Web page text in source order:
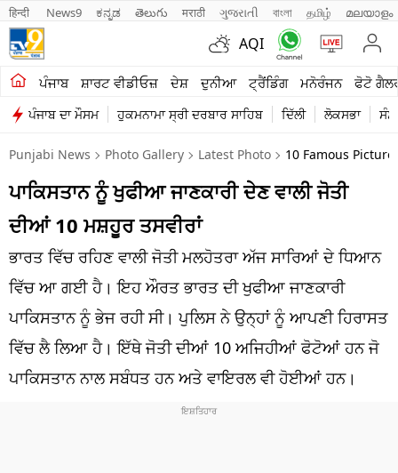
हिन्दी News9 ಕನ್ನಡ తెలుగు मराठी ગુજરાતી বাংলা தமிழ் മലയാളം
AQI
ਪੰਜਾਬ ਸ਼ਾਰਟ ਵੀਡੀਓਜ਼ ਦੇਸ਼ ਦੁਨੀਆ ਟ੍ਰੈਂਡਿੰਗ ਮਨੋਰੰਜਨ ਫੋਟੋ
ਪੰਜਾਬ ਦਾ ਮੌਸਮ ਹੁਕਮਨਾਮਾ ਸ੍ਰੀ ਦਰਬਾਰ ਸਾਹਿਬ ਦਿੱਲੀ ਲੋਕਸਭਾ
ਖੇਤੀਬਾੜੀ
ਸ਼ਾਰਟ ਵੀਡੀਓਜ਼
ਕਾਰੋਬਾਰ
ਕਰਿਅਰ
ਦੇਸ਼
ਲਾਈਫ ਸਟਾਈਲ
ਪੰਜਾਬ
Punjabi News Photo Gallery Latest Photo 10 Famous
ਪਾਕਿਸਤਾਨ ਨੂੰ ਖੁਫੀਆ ਜਾਣਕਾਰੀ ਦੇਣ ਵਾਲੀ ਜੋਤੀ
ਦੀਆਂ 10 ਮਸ਼ਹੂਰ ਤਸਵੀਰਾਂ
ਭਾਰਤ ਵਿੱਚ ਰਹਿਣ ਵਾਲੀ ਜੋਤੀ ਮਲਹੋਤਰਾ ਅੱਜ ਸਾਰਿਆਂ ਦੇ ਧਿਆਨ
ਵਿੱਚ ਆ ਗਈ ਹੈ। ਇਹ ਔਰਤ ਭਾਰਤ ਦੀ ਖੁਫੀਆ ਜਾਣਕਾਰੀ
ਪਾਕਿਸਤਾਨ ਨੂੰ ਭੇਜ ਰਹੀ ਸੀ। ਪੁਲਿਸ ਨੇ ਉਨ੍ਹਾਂ ਨੂੰ ਆਪਣੀ ਹਿਰਾਸਤ
ਵਿੱਚ ਲੈ ਲਿਆ ਹੈ। ਇੱਥੇ ਜੋਤੀ ਦੀਆਂ 10 ਅਜਿਹੀਆਂ ਫੋਟੋਆਂ ਹਨ ਜੋ
ਪਾਕਿਸਤਾਨ ਨਾਲ ਸਬੰਧਤ ਹਨ ਅਤੇ ਵਾਇਰਲ ਵੀ ਹੋਈਆਂ ਹਨ।